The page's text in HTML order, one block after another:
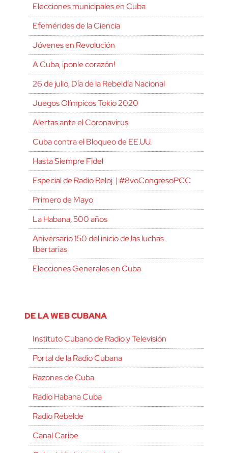
Elecciones municipales en Cuba
Efemérides de la Ciencia
Jóvenes en Revolución
A Cuba, ¡ponle corazón!
26 de julio, Día de la Rebeldía Nacional
Juegos Olímpicos Tokio 2020
Alertas ante el Coronavirus
Cuba contra el Bloqueo de EE.UU.
Hasta Siempre Fidel
Especial de Radio Reloj | #8voCongresoPCC
Primero de Mayo
La Habana, 500 años
Aniversario 150 del inicio de las luchas
libertarias
Elecciones Generales en Cuba
DE LA WEB CUBANA
Instituto Cubano de Radio y Televisión
Portal de la Radio Cubana
Razones de Cuba
Radio Habana Cuba
Radio Rebelde
Canal Caribe